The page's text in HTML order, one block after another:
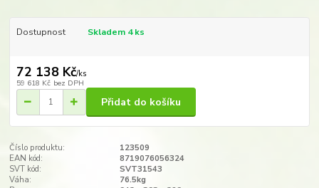
Dostupnost Skladem 4 ks
72 138 Kč/ks
59 618 Kč bez DPH
Přidat do košíku
Číslo produktu:
123509
EAN kód:
8719076056324
SVT kód:
SVT31543
Váha:
76.5kg